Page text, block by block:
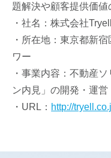
題解決や顧客提供価値
・社名：株式会社
・所在地：東京都新
ワー
・事業内容：不動産
ン内見」の開発・運営
・URL： http://